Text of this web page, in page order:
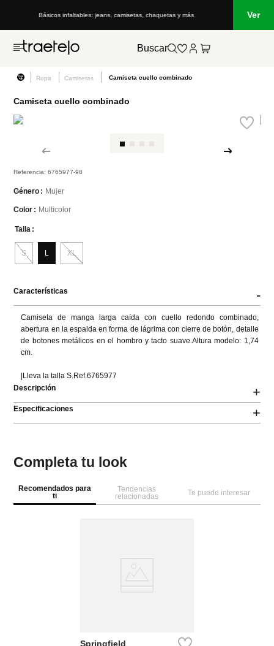
Básicos infaltables: jeans, camisetas, chaquetas y más Ver
Buscar
Ropa Camisetas Camiseta cuello combinado
Camiseta cuello combinado
Referencia:6765977-98
Género Mujer
Color Multicolor
Talla
L
S XL
Características -
Camiseta de manga larga caída con cuello redondo combinado,
abertura en la espalda en forma de lágrima con cierre de botón, detalle
de botones metálicos en el hombro y tacto suave.Altura modelo: 1,74
cm.
|Lleva la talla S.Ref.6765977
Descripción
+
Especificaciones +
Completa tu look
Recomendados para
ti
Tendencias
relacionadas
Te puede interesar
Springfield